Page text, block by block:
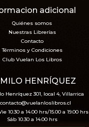
adicional
Quiénes somos
Nuestras Librerías
Contacto
Términos y Condiciones
Club Vuelan Los Libros
HENRÍQUEZ
Henríquez 301, local 4, Villarrica
10.30 a 14.00 hrs/15.00 a 19.00 hrs
Sáb 10.30 a 14.00 hrs